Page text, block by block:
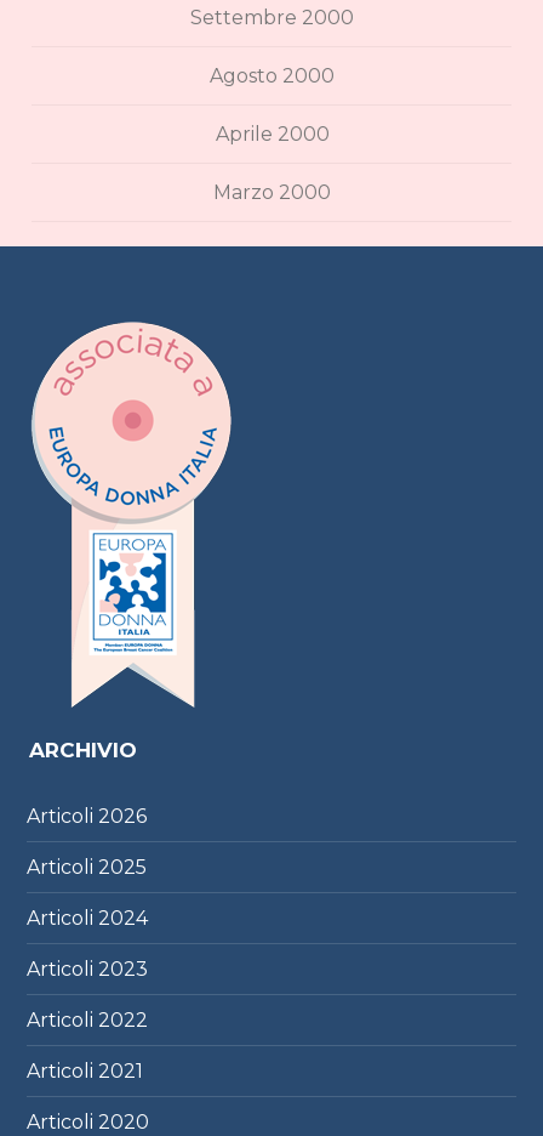
Settembre 2000
Agosto 2000
Aprile 2000
Marzo 2000
ARCHIVIO
Articoli2026
Articoli2025
Articoli2024
Articoli2023
Articoli2022
Articoli2021
Articoli2020